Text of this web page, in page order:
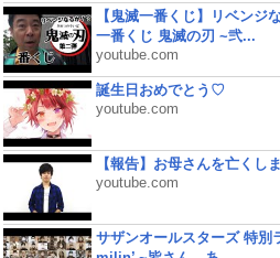
【鬼滅一番くじ】リベンジ
一番くじ 鬼滅の刃 ~弐...
youtube.com
誕生日おめでとう♡
youtube.com
【報告】お母さんを亡くしま
youtube.com
サザンオールスターズ 特別